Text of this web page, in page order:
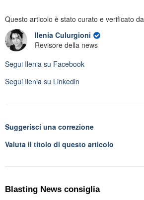
Questo articolo è stato curato e verificato da
Ilenia Culurgioni
Revisore della news
Segui Ilenia su Facebook
Segui Ilenia su Linkedin
Suggerisci una correzione
Valuta il titolo di questo articolo
Blasting News consiglia